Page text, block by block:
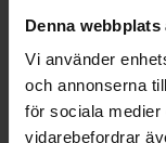
Denna
Vi använder
och annonserna
för sociala
vidarebefordrar
M Takreling,
Parking Assistant
Bmw individual
Aluminium
M Alcantara/
Beställnings bil.
Kontakta våra
Privatleasing via